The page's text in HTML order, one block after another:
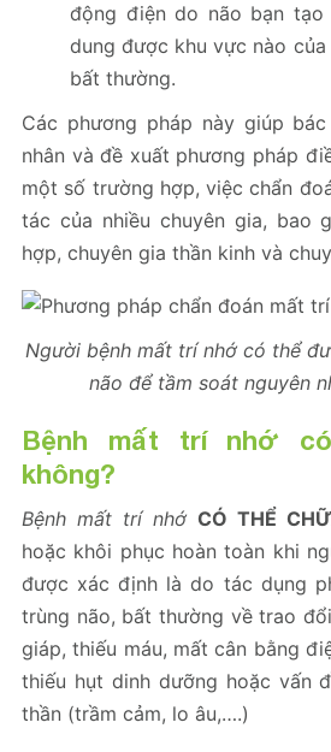
động điện do não bạn
dung được khu vực nào
bất thường.
Các phương pháp này giúp
nhân và đề xuất phương pháp
một số trường hợp, việc chẩn
tác của nhiều chuyên gia, bao
hợp, chuyên gia thần kinh và
Người bệnh mất trí nhớ có thể
não để tầm soát nguyên
Bệnh mất trí nhớ
không?
Bệnh mất trí nhớ CÓ THỂ
hoặc khôi phục hoàn toàn khi
được xác định là do tác dụng
trùng não, bất thường về trao
giáp, thiếu máu, mất cân bằng
thiếu hụt dinh dưỡng hoặc vấn
thần (trầm cảm, lo âu,….)